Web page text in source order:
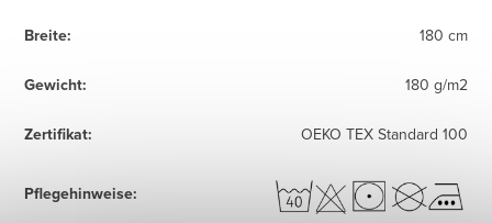
Breite: 180 cm
Gewicht: 180 g/m2
Zertifikat: OEKO TEX Standard 100
Pflegehinweise: